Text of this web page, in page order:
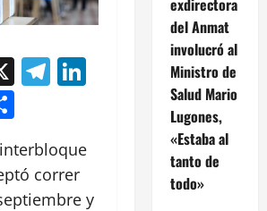
X Telegram
LinkedIn
correr
y
del Anmat
involucró al
Ministro de
Salud Mario
Lugones,
«Estaba al
tanto de
todo»